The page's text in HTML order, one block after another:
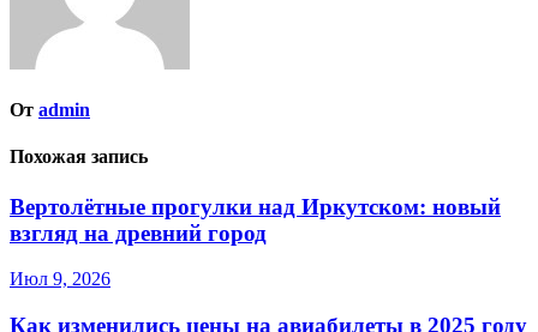
От admin
Похожая запись
Вертолётные прогулки над Иркутском: новый
взгляд на древний город
Июл 9, 2026
Как изменились цены на авиабилеты в 2025 году